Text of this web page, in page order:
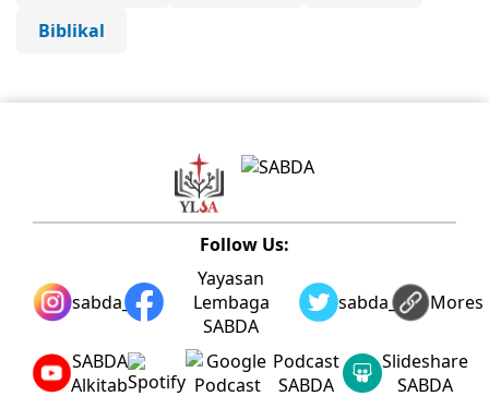
Biblikal
Follow Us:
sabda_ylsa
Yayasan
Lembaga
SABDA
sabda_ylsaMores
SABDA
Alkitab
Podcast
SABDA
Slideshare
SABDA